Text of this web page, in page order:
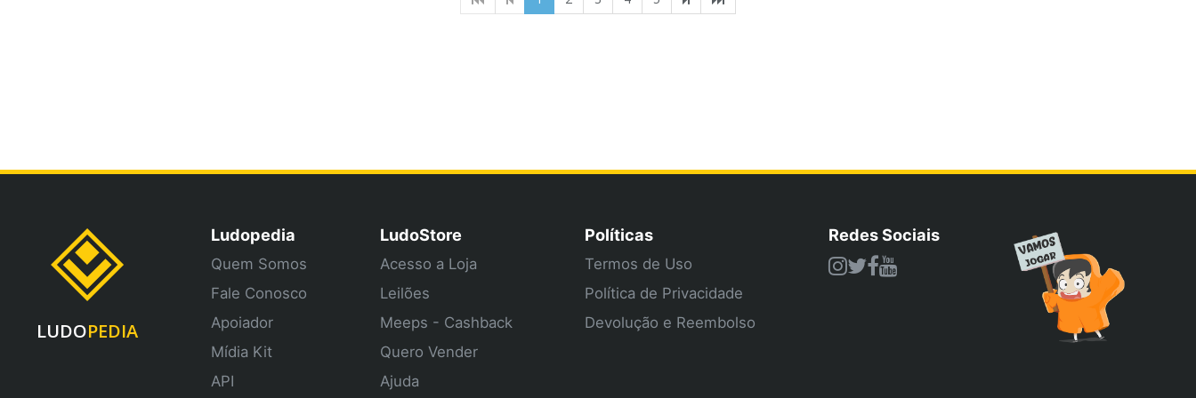
LUDOPEDIA
Ludopedia
Quem Somos
Fale Conosco
Apoiador
Mídia Kit
API
LudoStore
Acesso a Loja
Leilões
Meeps - Cashback
Quero Vender
Ajuda
Políticas
Termos de Uso
Política de Privacidade
Devolução e Reembolso
Redes Sociais